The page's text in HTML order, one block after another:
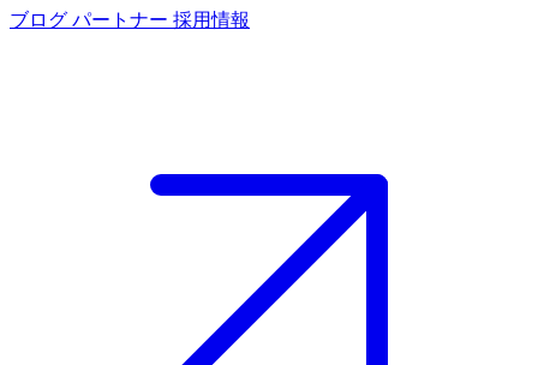
ブログ パートナー 採用情報